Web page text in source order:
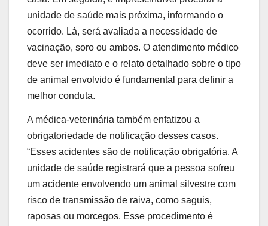
unidade de saúde mais próxima, informando o
ocorrido. Lá, será avaliada a necessidade de
vacinação, soro ou ambos. O atendimento médico
deve ser imediato e o relato detalhado sobre o tipo
de animal envolvido é fundamental para definir a
melhor conduta.
A médica-veterinária também enfatizou a
obrigatoriedade de notificação desses casos.
“Esses acidentes são de notificação obrigatória. A
unidade de saúde registrará que a pessoa sofreu
um acidente envolvendo um animal silvestre com
risco de transmissão de raiva, como saguis,
raposas ou morcegos. Esse procedimento é